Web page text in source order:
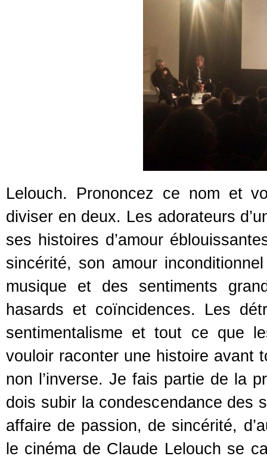
Lelouch. Prononcez ce nom et
diviser en deux. Les adorateurs
ses histoires d’amour
sincérité, son amour
musique et des sentiments
hasards et coïncidences. Les
sentimentalisme et tout ce que
vouloir raconter une histoire avant
non l’inverse. Je fais partie de la
dois subir la condescendance des
affaire de passion, de sincérité,
le cinéma de Claude Lelouch se